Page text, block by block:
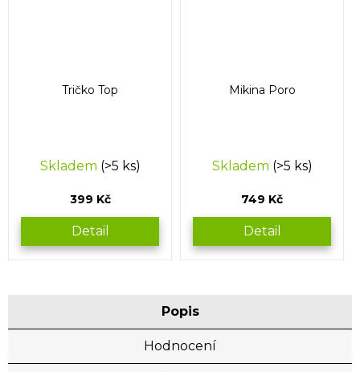
Tričko Top
Skladem (>5 ks)
399 Kč
Detail
Mikina Poro
Skladem (>5 ks)
749 Kč
Detail
Popis
Hodnocení